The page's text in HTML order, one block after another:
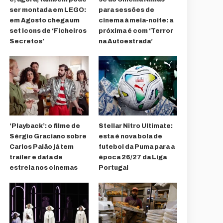
ser montada em LEGO:
em Agosto chega um
set Icons de ‘Ficheiros
Secretos’
para sessões de
cinema à meia-noite: a
próxima é com ‘Terror
na Autoestrada’
‘Playback’: o filme de
Sérgio Graciano sobre
Carlos Paião já tem
trailer e data de
estreia nos cinemas
Stellar Nitro Ultimate:
esta é nova bola de
futebol da Puma para a
época 26/27 da Liga
Portugal